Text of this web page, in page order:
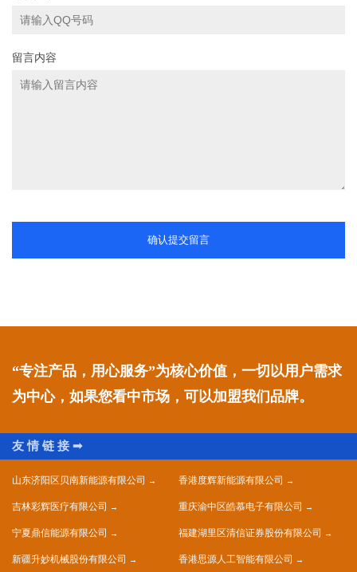
留言内容
确认提交留言
“专注产品，用心服务”为核心价值，一切以用户需求
为中心，如果您看中市场，可以加盟我们品牌。
山东济阳区贝南新能源有限公司 香港度辉新能源有限公司
吉林彩辉医疗有限公司 重庆渝中区皓慕电子有限公司
宁夏鼎信能源有限公司 福建湖里区清信证券股份有限公司
新疆升妙机械股份有限公司 香港思源人工智能有限公司